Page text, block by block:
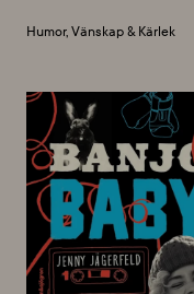
Humor, Vänskap & Kärlek